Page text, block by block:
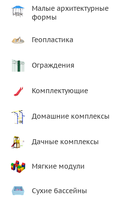
Малые архитектурные
формы
Геопластика
Ограждения
Комплектующие
Домашние комплексы
Дачные комплексы
Мягкие модули
Сухие бассейны